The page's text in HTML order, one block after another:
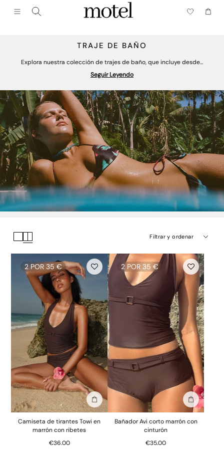
Menú
Cerrar (esc) Carrito
TRAJE DE BAÑO
Explora nuestra colección de trajes de baño, que incluye desde...
Seguir Leyendo
Filtrar y ordenar
2 POR 35 €
Añadir a la bolsa
Camiseta de tirantes Towi en
marrón con ribetes
€36.00
2 POR 35 €
Añadir a la
Bañador Avi corto marrón con
cinturón
€35.00